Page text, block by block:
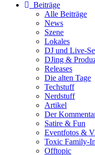
Beiträge
Alle Beiträge
News
Szene
Lokales
DJ und Live-
DJing &
Releases
Die alten Tage
Techstuff
Nerdstuff
Artikel
Der
Satire & Fun
Eventfotos &
Toxic Family-
Offtopic